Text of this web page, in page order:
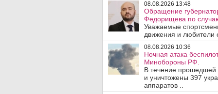
08.08.2026 13:48
Обращение
Федорищева по
Уважаемые
движения и любители
08.08.2026 10:36
Ночная атака
Минобороны РФ.
В течение
и уничтожены 397
аппаратов ..